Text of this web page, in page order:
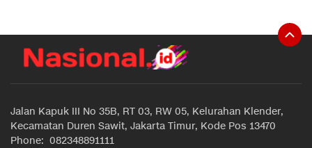
Jalan Kapuk III No 35B, RT 03, RW 05, Kelurahan Klender,
Kecamatan Duren Sawit, Jakarta Timur, Kode Pos 13470
Phone: 082348891111